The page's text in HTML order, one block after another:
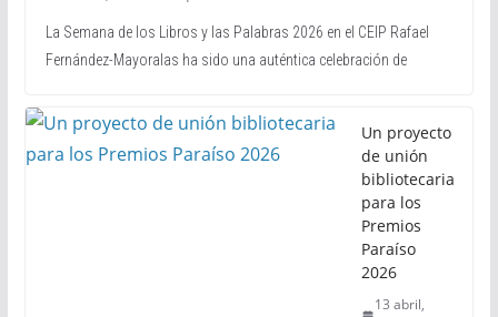
La Semana de los Libros y las Palabras 2026 en el CEIP Rafael
Fernández-Mayoralas ha sido una auténtica celebración de
Un proyecto
de unión
bibliotecaria
para los
Premios
Paraíso
2026
13 abril,